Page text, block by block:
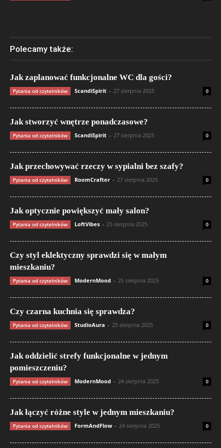
Polecamy także:
Jak zaplanować funkcjonalne WC dla gości?
Pytania od czytelników ScandiSpirit - 27 sierpnia 2025 0
Jak stworzyć wnętrze ponadczasowe?
Pytania od czytelników ScandiSpirit - 27 sierpnia 2025 0
Jak przechowywać rzeczy w sypialni bez szafy?
Pytania od czytelników RoomCrafter - 27 sierpnia 2025 0
Jak optycznie powiększyć mały salon?
Pytania od czytelników LoftVibes - 25 sierpnia 2025 0
Czy styl eklektyczny sprawdzi się w małym
mieszkaniu?
Pytania od czytelników ModernMood - 25 sierpnia 2025 0
Czy czarna kuchnia się sprawdza?
Pytania od czytelników StudioAura - 25 sierpnia 2025 0
Jak oddzielić strefy funkcjonalne w jednym
pomieszczeniu?
Pytania od czytelników ModernMood - 24 sierpnia 2025 0
Jak łączyć różne style w jednym mieszkaniu?
Pytania od czytelników FormAndFlow - 24 sierpnia 2025 0